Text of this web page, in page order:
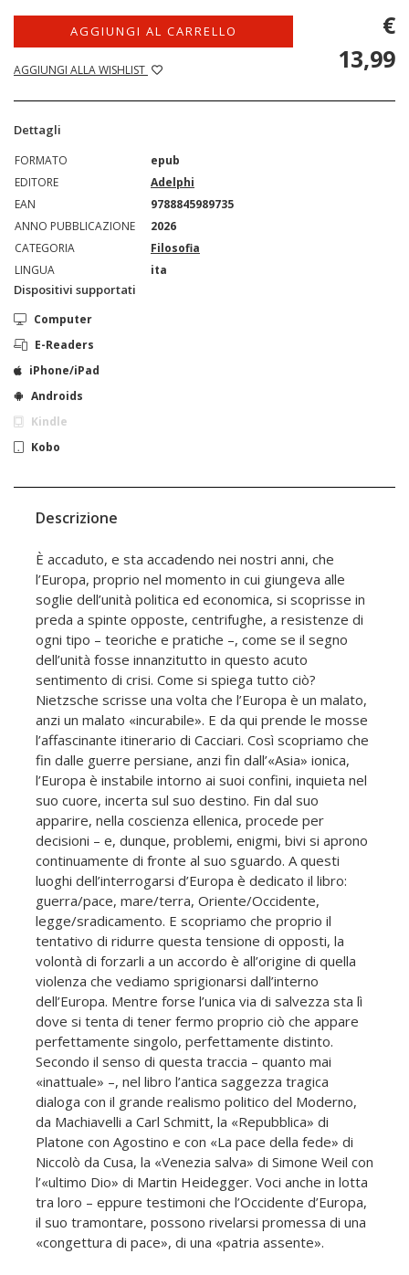
AGGIUNGI AL CARRELLO
AGGIUNGI ALLA WISHLIST
€
13,99
Dettagli
FORMATO
epub
EDITORE
Adelphi
EAN
9788845989735
ANNO PUBBLICAZIONE
2026
CATEGORIA
Filosofia
LINGUA
ita
Dispositivi supportati
Computer
E-Readers
iPhone/iPad
Androids
Kindle
Kobo
Descrizione
È accaduto, e sta accadendo nei nostri anni, che
l’Europa, proprio nel momento in cui giungeva alle
soglie dell’unità politica ed economica, si scoprisse in
preda a spinte opposte, centrifughe, a resistenze di
ogni tipo – teoriche e pratiche –, come se il segno
dell’unità fosse innanzitutto in questo acuto
sentimento di crisi. Come si spiega tutto ciò?
Nietzsche scrisse una volta che l’Europa è un malato,
anzi un malato «incurabile». E da qui prende le mosse
l’affascinante itinerario di Cacciari. Così scopriamo che
fin dalle guerre persiane, anzi fin dall’«Asia» ionica,
l’Europa è instabile intorno ai suoi confini, inquieta nel
suo cuore, incerta sul suo destino. Fin dal suo
apparire, nella coscienza ellenica, procede per
decisioni – e, dunque, problemi, enigmi, bivi si aprono
continuamente di fronte al suo sguardo. A questi
luoghi dell’interrogarsi d’Europa è dedicato il libro:
guerra/pace, mare/terra, Oriente/Occidente,
legge/sradicamento. E scopriamo che proprio il
tentativo di ridurre questa tensione di opposti, la
volontà di forzarli a un accordo è all’origine di quella
violenza che vediamo sprigionarsi dall’interno
dell’Europa. Mentre forse l’unica via di salvezza sta lì
dove si tenta di tener fermo proprio ciò che appare
perfettamente singolo, perfettamente distinto.
Secondo il senso di questa traccia – quanto mai
«inattuale» –, nel libro l’antica saggezza tragica
dialoga con il grande realismo politico del Moderno,
da Machiavelli a Carl Schmitt, la «Repubblica» di
Platone con Agostino e con «La pace della fede» di
Niccolò da Cusa, la «Venezia salva» di Simone Weil con
l’«ultimo Dio» di Martin Heidegger. Voci anche in lotta
tra loro – eppure testimoni che l’Occidente d’Europa,
il suo tramontare, possono rivelarsi promessa di una
«congettura di pace», di una «patria assente».